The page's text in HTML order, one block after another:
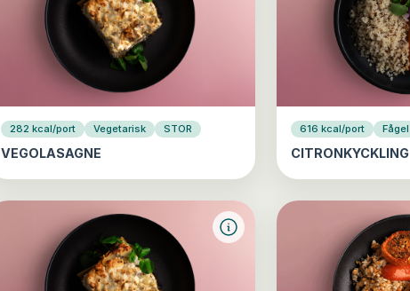
282 kcal/port Vegetarisk STOR
VEGOLASAGNE
616 kcal/port Fågel
CITRONKYCKLING